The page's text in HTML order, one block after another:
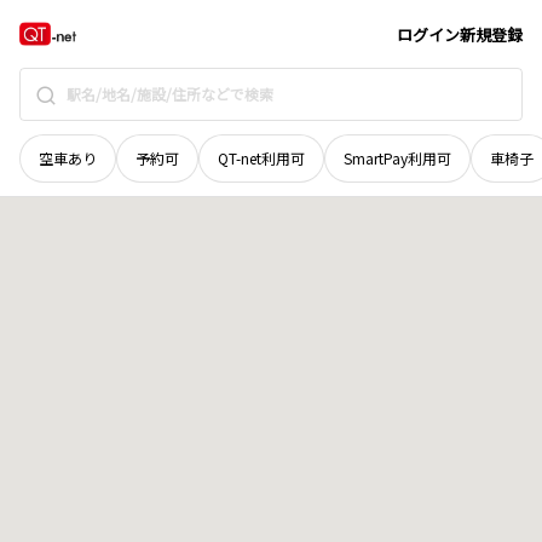
ログイン新規登録
空車あり 予約可 QT-net利用可 SmartPay利用可 車椅子
鳥取県